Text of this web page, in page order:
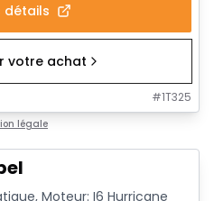
détails
votre achat
#1T325
légale
Moteur: I6 Hurricane